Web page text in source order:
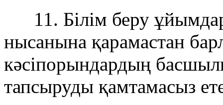
11. Білім беру
нысанына қарамастан
кәсіпорындардың
тапсыруды қамтамасыз